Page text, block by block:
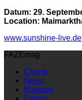
Datum: 29.
Location:
www.sunshine-live.de
FAZEmag
Charts
News
Magazin
Events